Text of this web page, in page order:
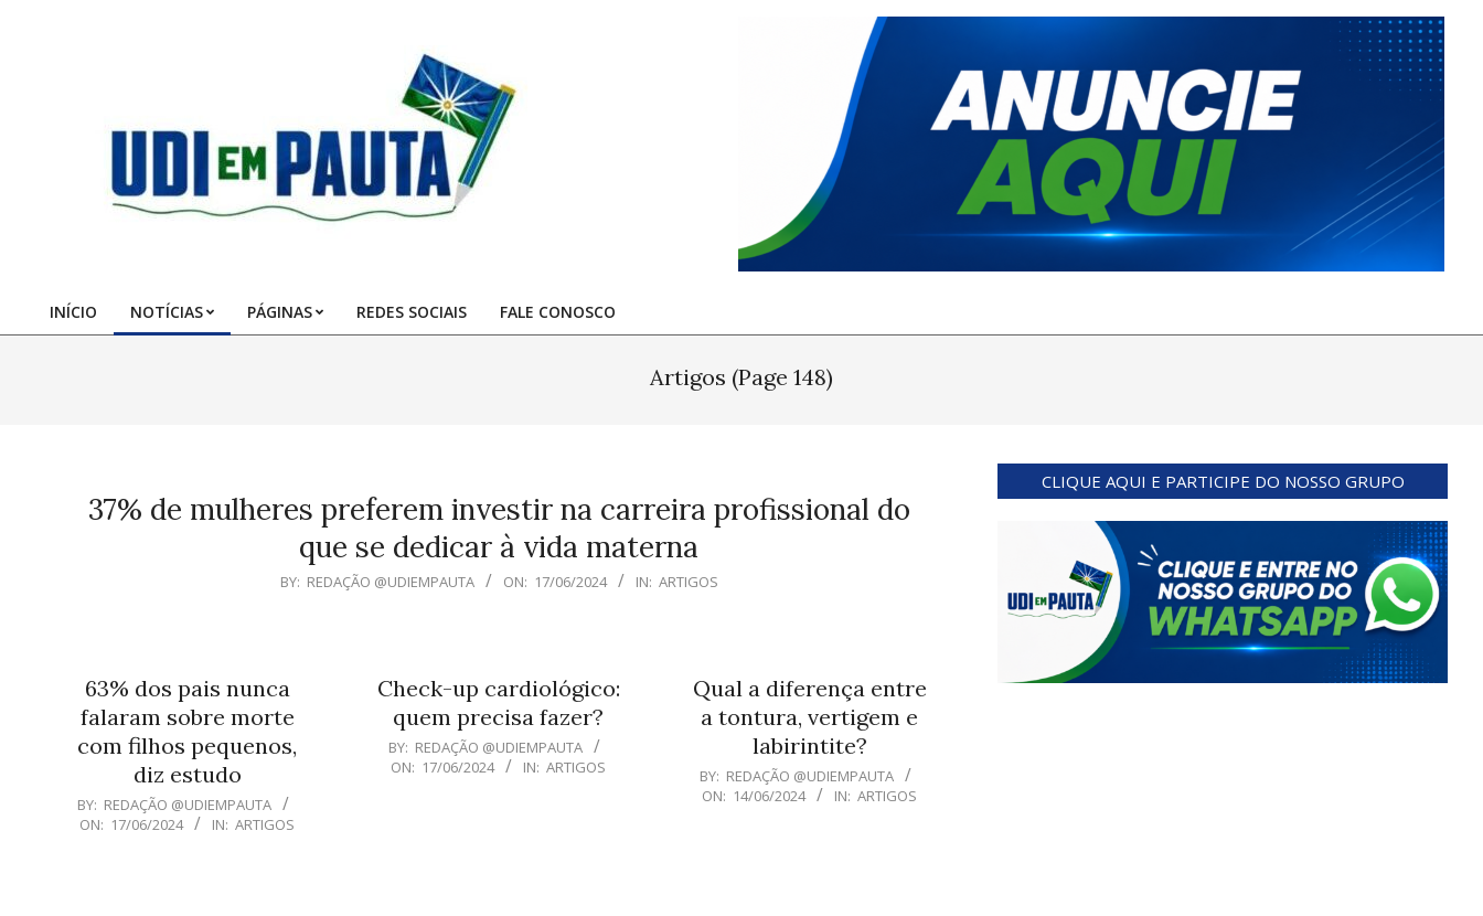
Pauta
Primary
INÍCIO NOTÍCIAS PÁGINAS REDES SOCIAIS FALE CONOSCO
Artigos (Page 148)
37% de mulheres preferem investir na carreira profissional do
que se dedicar à vida materna
BY: REDAÇÃO @UDIEMPAUTA ON: 17/06/2024 IN: ARTIGOS
63% dos pais nunca
falaram sobre morte
com filhos pequenos,
diz estudo
2024-
06-
BY: REDAÇÃO @UDIEMPAUTA
ON: 17/06/2024 IN: ARTIGOS
Check-up cardiológico:
quem precisa fazer?
2024-
06-
BY: REDAÇÃO @UDIEMPAUTA
ON: 17/06/2024 IN: ARTIGOS
Qual a diferença entre
a tontura, vertigem e
labirintite?
2024-
06-
BY: REDAÇÃO @UDIEMPAUTA
ON: 14/06/2024 IN: ARTIGOS
CLIQUE AQUI E PARTICIPE DO NOSSO GRUPO